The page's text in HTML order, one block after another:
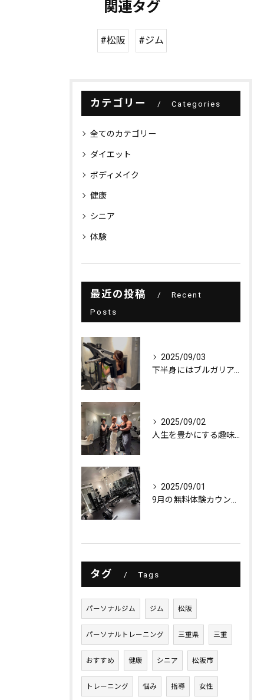
関連タグ
#松阪 #ジム
カテゴリー Categories
全てのカテゴリー
ダイエット
ボディメイク
健康
シニア
体験
最近の投稿
Recent
Posts
2025/09/03
2025/09/02
2025/09/01
タグ Tags
パーソナルジム ジム 松阪
パーソナルトレーニング 三重県 三重
おすすめ 健康 シニア 松阪市
トレーニング 悩み 指導 女性